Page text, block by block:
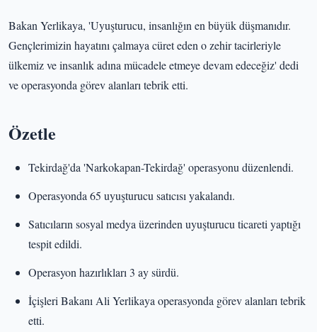
Bakan Yerlikaya, 'Uyuşturucu, insanlığın en büyük düşmanıdır.
Gençlerimizin hayatını çalmaya cüret eden o zehir tacirleriyle
ülkemiz ve insanlık adına mücadele etmeye devam edeceğiz' dedi
ve operasyonda görev alanları tebrik etti.
Özetle
Tekirdağ'da 'Narkokapan-Tekirdağ' operasyonu düzenlendi.
Operasyonda 65 uyuşturucu satıcısı yakalandı.
Satıcıların sosyal medya üzerinden uyuşturucu ticareti yaptığı
tespit edildi.
Operasyon hazırlıkları 3 ay sürdü.
İçişleri Bakanı Ali Yerlikaya operasyonda görev alanları tebrik
etti.